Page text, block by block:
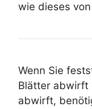
wie dieses
Wenn Sie
Blätter abwirft
abwirft,